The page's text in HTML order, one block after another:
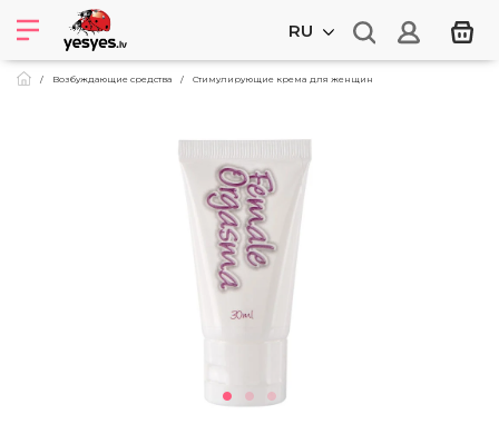
RU
Возбуждающие средства Стимулирующие кремa для женщин